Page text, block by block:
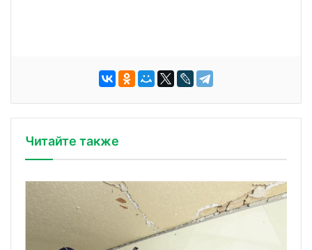
Читайте также